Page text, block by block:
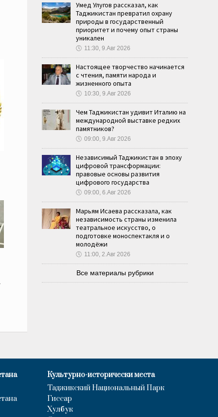
Умед Улугов рассказал, как
Таджикистан превратил охрану
природы в государственный
приоритет и почему опыт страны
уникален
🕔 11:30, 9.Авг 2026
Настоящее творчество начинается
с чтения, памяти народа и
жизненного опыта
🕔 10:30, 9.Авг 2026
Чем Таджикистан удивит Италию на
международной выставке редких
памятников?
🕔 09:00, 9.Авг 2026
Независимый Таджикистан в эпоху
цифровой трансформации:
правовые основы развития
цифрового государства
🕔 09:00, 6.Авг 2026
Марьям Исаева рассказала, как
независимость страны изменила
театральное искусство, о
подготовке моноспектакля и о
молодёжи
🕔 11:00, 2.Авг 2026
Все материалы рубрики
Культурно-исторически места
Таджикский Национальный Парк
Гиссар
Хулбук